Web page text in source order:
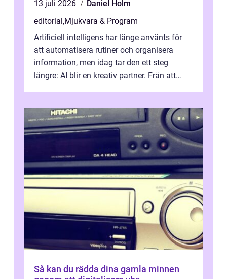
13 juli 2026
Daniel Holm
editorial,Mjukvara & Program
Artificiell intelligens har länge använts för
att automatisera rutiner och organisera
information, men idag tar den ett steg
längre: AI blir en kreativ partner. Från att
Så kan du rädda dina gamla minnen